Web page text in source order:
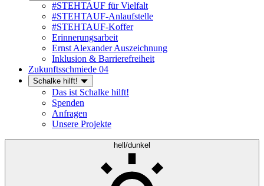
#STEHTAUF für Vielfalt
#STEHTAUF-Anlaufstelle
#STEHTAUF-Koffer
Erinnerungsarbeit
Ernst Alexander Auszeichnung
Inklusion & Barrierefreiheit
Zukunftsschmiede 04
Schalke hilft!
Das ist Schalke hilft!
Spenden
Anfragen
Unsere Projekte
hell/dunkel